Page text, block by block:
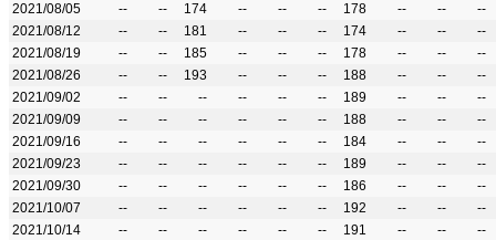
2021/08/05
-- -- 174 -- -- -- 178 -- --
--
2021/08/12
-- -- 181 -- -- -- 174 -- --
--
2021/08/19
-- -- 185 -- -- -- 178 -- --
--
2021/08/26
-- -- 193 -- -- -- 188 -- --
--
2021/09/02
-- -- -- -- -- -- 189 -- --
--
2021/09/09
-- -- -- -- -- -- 188 -- --
--
2021/09/16
-- -- -- -- -- -- 184 -- --
--
2021/09/23
-- -- -- -- -- -- 189 -- --
--
2021/09/30
-- -- -- -- -- -- 186 -- --
--
2021/10/07
-- -- -- -- -- -- 192 -- --
--
2021/10/14
-- -- -- -- -- -- 191 -- --
--